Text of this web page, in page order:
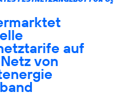
2
auf
von